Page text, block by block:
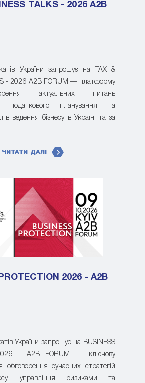
TALKS - 2026 A2B
України запрошує на TAX &
- 2026 A2B FORUM — платформу
актуальних питань
податкового планування та
ведення бізнесу в Україні та за
ЧИТАТИ ДАЛІ
2026 - A2B
України запрошує на BUSINESS
2026 - A2B FORUM — ключову
сучасних стратегій
управління ризиками та